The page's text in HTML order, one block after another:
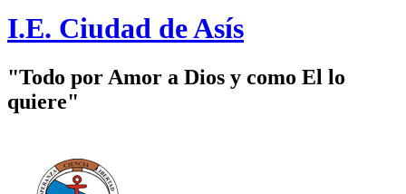
I.E. Ciudad de Asís
"Todo por Amor a Dios y como El lo
quiere"